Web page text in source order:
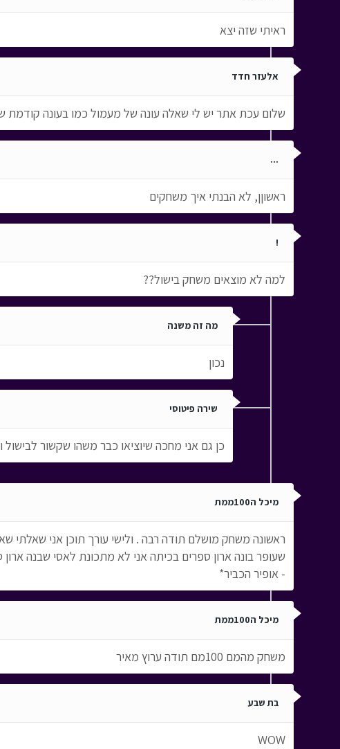
ראיתי שזה יצא
אלעזר חדד
שלום עכת אתר יש לי שאלה עונה של מעמול כמו בעונה קודמת
...
ראשוןן, לא הבנתי איך משחקים
!
למה לא מוצאים משחק בישול??
מה זה משנה
נכון
שירה פיטוסי
כן גם אני מחכה שיוציאו כבר משהו שקשור לבישול
מיכל ה100ממת
ראשונה משחק מושלם תודה רבה . ולישי עורך תוכן אני
שעופר בונה ארון ספרים בכיתה אני לא מתכונת לאסי שבנה
- אופיר הכביר*
מיכל ה100ממת
משחק מהמם 100מם תודה ערוץ מאיר
בת שבע
WOW